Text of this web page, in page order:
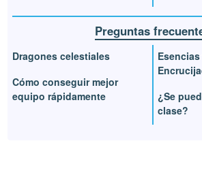
Preguntas
Dragones celestiales
Cómo conseguir mejor
equipo rápidamente
¿Se
clase?